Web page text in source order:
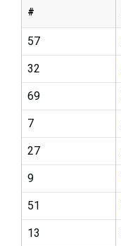
#
57
32
69
7
27
9
51
13